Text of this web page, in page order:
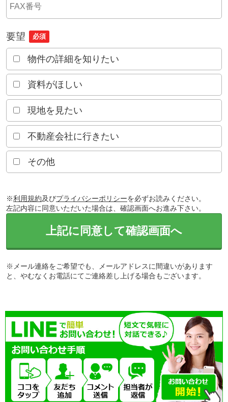
要望 必須
物件の詳細を知りたい
資料がほしい
現地を見たい
不動産会社に行きたい
その他
※利用規約及びプライバシーポリシーを必ずお読みください。
左記内容に同意いただいた場合は、確認画面へお進み下さい。
上記に同意して確認画面へ
※メール連絡をご希望でも、メールアドレスに間違いがあります
と、やむなくお電話にてご連絡差し上げる場合もございます。